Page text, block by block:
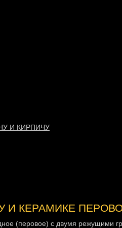
И КИРПИЧУ
И КЕРАМИКЕ
(перовое) с двумя режущими